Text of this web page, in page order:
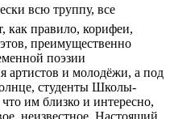
всю труппу, все
как правило, корифеи,
преимущественно
поэзии
артистов и молодёжи, а под
студенты Школы-
им близко и интересно,
неизвестное. Настоящий